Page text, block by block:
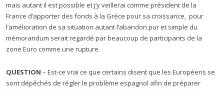
mais autant il est possible et j’y veillerai comme président de la
France d’apporter des fonds à la Grèce pour sa croissance, pour
l’amélioration de sa situation autant l’abandon pur et simple du
mémorandum serait regardé par beaucoup de participants de la
zone Euro comme une rupture.
QUESTION – Est-ce vrai ce que certains disent que les Européens se
sont dépêchés de régler le problème espagnol afin de préparer